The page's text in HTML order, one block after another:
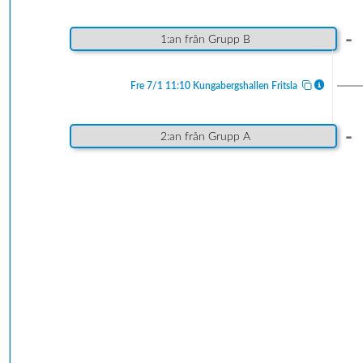
1:an från Grupp B -
Fre 7/1 11:10 Kungabergshallen Fritsla
2:an från Grupp A -